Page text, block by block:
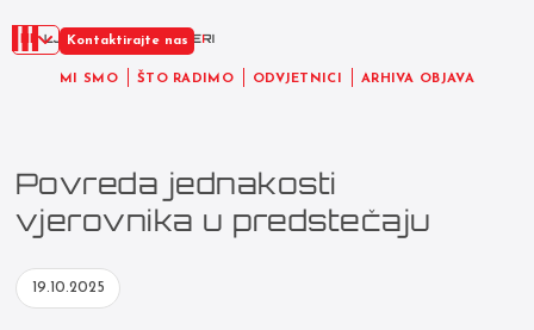
MI SMO ŠTO RADIMO ODVJETNICI ARHIVA OBJAVA
Kontaktirajte nas
Povreda jednakosti
vjerovnika u predstečaju
19.10.2025